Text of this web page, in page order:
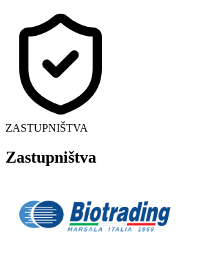
ZASTUPNIŠTVA
Zastupništva